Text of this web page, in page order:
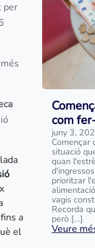
per
a
el
com
juny 3,
Començar
situació
quan
prioritzar
vagis
Recorda
però […]
Veure